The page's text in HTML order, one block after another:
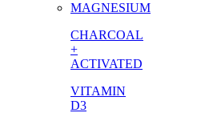
MAGNESIUM
CHARCOAL
+
ACTIVATED
VITAMIN
D3